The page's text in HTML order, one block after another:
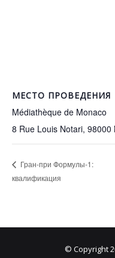
МЕСТО ПРОВЕДЕНИЯ
Médiathèque de Monaco
8 Rue Louis Notari, 98000
Гран-при Формулы-1:
квалификация
© Copyright